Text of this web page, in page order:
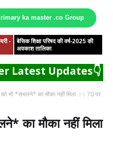
ka master .co Group
-
बेसिक शिक्षा परिषद की वर्ष-2025 की
अवकाश तालिका
Latest Updates👇
भी *संभलने* का मौका नहीं मिला ।। 70 पर
का मौका नहीं मिला